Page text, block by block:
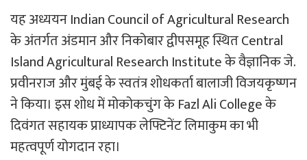
यह अध्ययन Indian Council of Agricultural Research
के अंतर्गत अंडमान और निकोबार द्वीपसमूह स्थित Central
Island Agricultural Research Institute के वैज्ञानिक जे.
प्रवीनराज और मुंबई के स्वतंत्र शोधकर्ता बालाजी विजयकृष्णन
ने किया। इस शोध में मोकोकचुंग के Fazl Ali College के
दिवंगत सहायक प्राध्यापक लेफ्टिनेंट लिमाकुम का भी
महत्वपूर्ण योगदान रहा।